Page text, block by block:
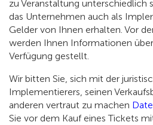
zu Veranstaltung unterschiedlich
das Unternehmen auch als
Gelder von Ihnen erhalten. Vor
werden Ihnen Informationen
Verfügung gestellt.
Wir bitten Sie, sich mit der
Implementierers, seinen
anderen vertraut zu machen
Sie vor dem Kauf eines Tickets